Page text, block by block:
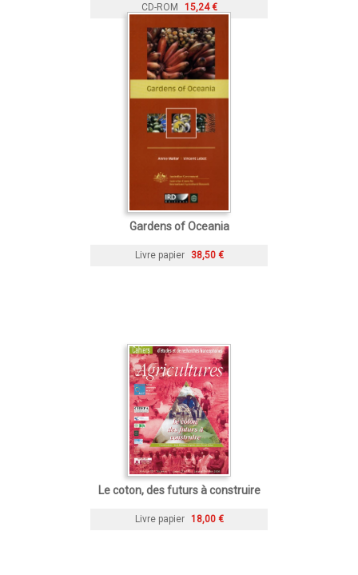
CD-ROM 15,24 €
Gardens of Oceania
Livre papier 38,50 €
Le coton, des futurs à construire
Livre papier 18,00 €